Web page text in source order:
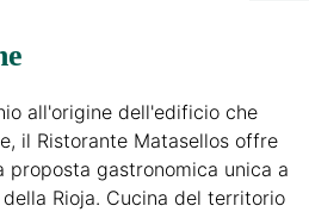
all'origine dell'edificio che
il Ristorante Matasellos offre
proposta gastronomica unica a
Rioja. Cucina del territorio